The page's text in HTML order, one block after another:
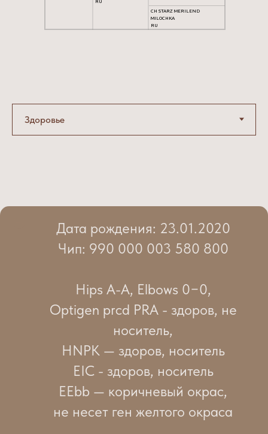
RU
CH STARZ MERILEND
MILOCHKA
RU
Дата рождения: 23.01.2020
Чип: 990 000 003 580 800
Hips A-A, Elbows 0−0,
Optigen prcd PRA - здоров, не
носитель,
HNPK — здоров, носитель
EIC - здоров, носитель
EEbb — коричневый окрас,
не несет ген желтого окраса